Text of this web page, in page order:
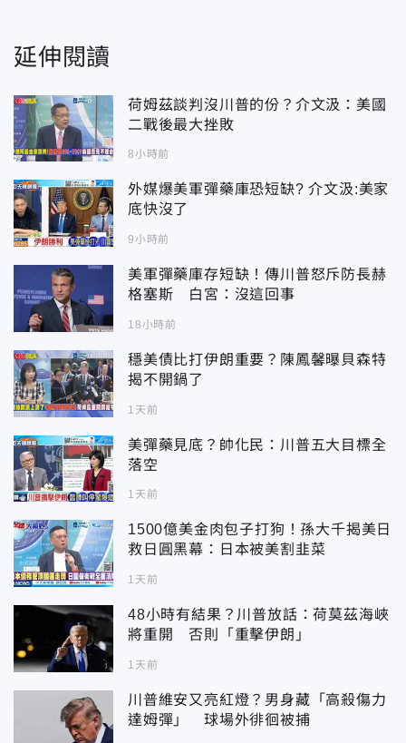
延伸閱讀
荷姆茲談判沒川普的份？介文汲：美國
二戰後最大挫敗
8小時前
外媒爆美軍彈藥庫恐短缺? 介文汲:美家
底快沒了
9小時前
美軍彈藥庫存短缺！傳川普怒斥防長赫
格塞斯 白宮：沒這回事
18小時前
穩美債比打伊朗重要？陳鳳馨曝貝森特
揭不開鍋了
1天前
美彈藥見底？帥化民：川普五大目標全
落空
1天前
1500億美金肉包子打狗！孫大千揭美日
救日圓黑幕：日本被美割韭菜
1天前
48小時有結果？川普放話：荷莫茲海峽
將重開 否則「重擊伊朗」
1天前
川普維安又亮紅燈？男身藏「高殺傷力
達姆彈」 球場外徘徊被捕